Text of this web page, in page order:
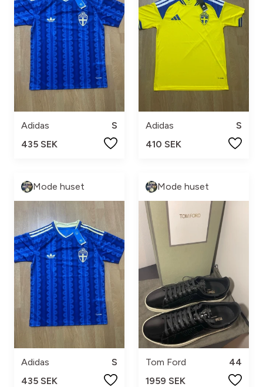
Adidas
S
435 SEK
Adidas
S
410 SEK
Mode huset
Adidas
S
435 SEK
Mode huset
Tom Ford
44
1959 SEK